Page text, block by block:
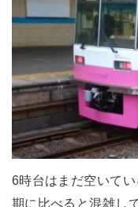
6時台はまだ空いて
期に比べると混雑し